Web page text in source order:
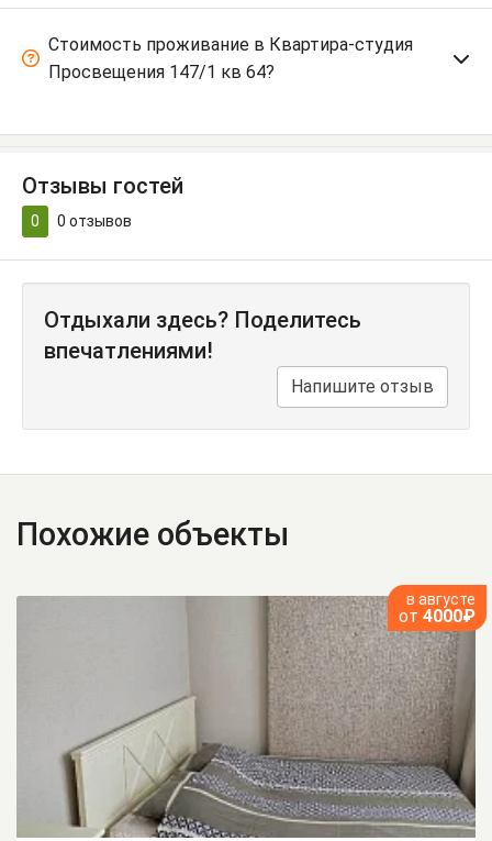
Стоимость проживание в Квартира-студия
Просвещения 147/1 кв 64?
Отзывы гостей
0 0 отзывов
Отдыхали здесь? Поделитесь
впечатлениями!
Напишите отзыв
Похожие объекты
в августе
от 4000₽